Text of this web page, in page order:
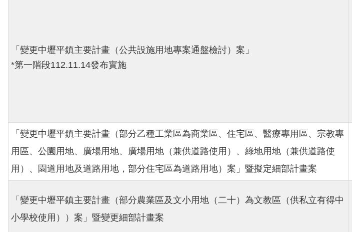
「變更中壢平鎮主要計畫（公共設施用地專案通盤檢討）案」
*第一階段112.11.14發布實施
「變更中壢平鎮主要計畫（部分乙種工業區為商業區、住宅區、醫療專用區、宗教專
用區、公園用地、廣場用地、廣場用地（兼供道路使用）、綠地用地（兼供道路使
用）、園道用地及道路用地，部分住宅區為道路用地）案」暨擬定細部計畫案
「變更中壢平鎮主要計畫（部分農業區及文小用地（二十）為文教區（供私立有得中
小學校使用））案」暨變更細部計畫案